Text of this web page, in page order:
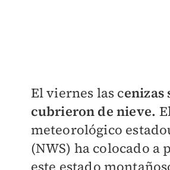
El viernes las cenizas
cubrieron de nieve.
meteorológico
(NWS) ha colocado a